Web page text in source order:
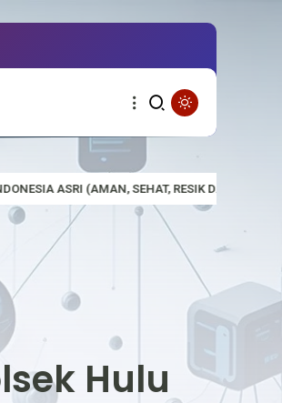
DAN INDAH) DI MAKO POLSEK PURING
Hulu